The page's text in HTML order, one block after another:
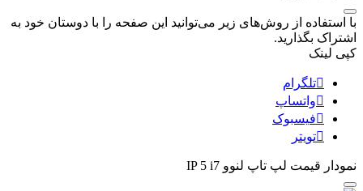
با استفاده از روش‌های زیر می‌توانید این صفحه را با دوستان خود به
اشتراک بگذارید.
کپی لینک
تلگرام
واتساپ
فیسبوک
تویتر
نمودار قیمت لپ تاپ لنوو IP 5 i7